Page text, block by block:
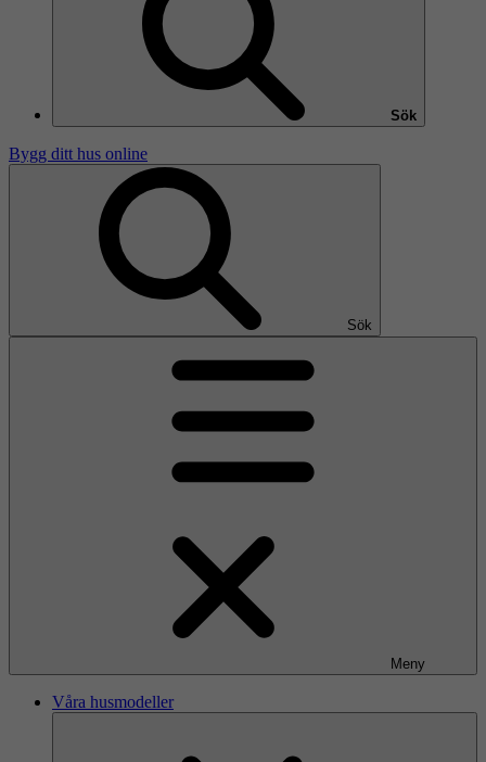
Sök
Bygg ditt hus online
Sök
Meny
Våra husmodeller